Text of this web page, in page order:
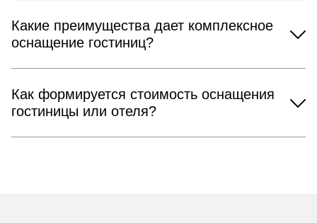
Какие преимущества дает комплексное
оснащение гостиниц?
Как формируется стоимость оснащения
гостиницы или отеля?